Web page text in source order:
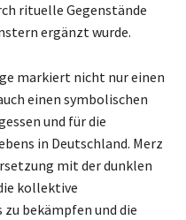
rituelle Gegenstände
ergänzt wurde.
markiert nicht nur einen
einen symbolischen
und für die
in Deutschland. Merz
mit der dunklen
kollektive
bekämpfen und die